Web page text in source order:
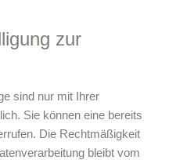
zur
sind nur mit Ihrer
Sie können eine bereits
Die Rechtmäßigkeit
bleibt vom